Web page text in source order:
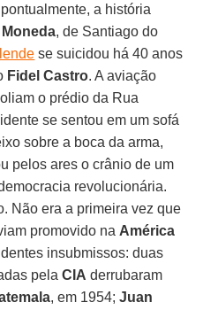
a história
, de Santiago do
se suicidou há 40 anos
Fidel Castro. A aviação
o prédio da Rua
se sentou em um sofá
sobre a boca da arma,
pelos ares o crânio de um
revolucionária.
Não era a primeira vez que
promovido na América
insubmissos: duas
pelaCIA derrubaram
, em 1954;Juan